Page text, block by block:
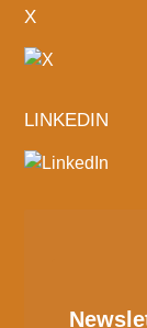
X
LINKEDIN